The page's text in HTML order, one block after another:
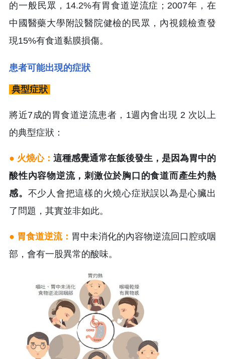
的一般民眾，14.2%有胃食道逆流症；2007年，在
中國醫藥大學附設醫院健檢的民眾，內視鏡檢查發
現15%有食道黏膜損傷。
患者可能出現的症狀
典型症狀
將近7成的胃食道逆流患者，1週內會出現 2 次以上
的典型症狀：
● 火燒心： 這種感覺通常在飯後發生，是因為胃中的
酸性內容物逆流，刺激位於胸口的食道而產生灼熱
感。 不少人會把這樣的火燒心症狀誤以為是心臟出
了問題，其實並非如此。
● 胃食道逆流： 胃中未消化的內容物逆流回口腔或咽
部，會有一股異常的酸味。